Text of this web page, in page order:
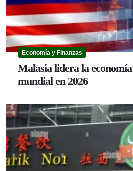
Economía y Finanzas
Malasia lidera la
mundial en 2026